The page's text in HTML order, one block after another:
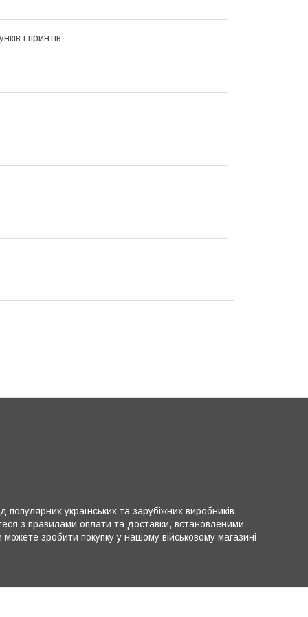
і принтів
українських та зарубіжних виробників,
з правилами оплати та доставки, встановленими
зробити покупку у нашому військовому магазині